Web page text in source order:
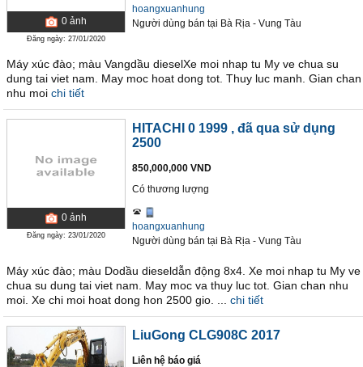
0 ảnh
Đăng ngày: 27/01/2020
hoangxuanhung
Người dùng bán tại Bà Rịa - Vung Tàu
Máy xúc đào; màu Vangdầu dieselXe moi nhap tu My ve chua su
dung tai viet nam. May moc hoat dong tot. Thuy luc manh. Gian chan
nhu moi chi tiết
0 ảnh
Đăng ngày: 23/01/2020
HITACHI 0 1999 , đã qua sử dụng
2500
850,000,000 VND
Có thương lượng
hoangxuanhung
Người dùng bán tại Bà Rịa - Vung Tàu
Máy xúc đào; màu Dodầu dieseldẫn động 8x4. Xe moi nhap tu My ve
chua su dung tai viet nam. May moc va thuy luc tot. Gian chan nhu
moi. Xe chi moi hoat dong hon 2500 gio. ...
chi tiết
LiuGong CLG908C 2017
Liên hệ báo giá